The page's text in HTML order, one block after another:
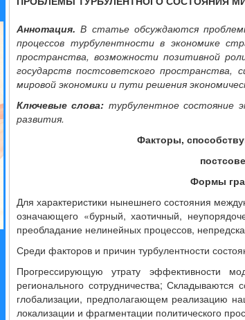
Аннотация.В статье обсуждаются
процессов турбулентности в экономике
пространства, возможности позитивной
государств постсоветского пространства,
мировой экономики и пути решения
Ключевые слова: турбулентное состояние
развития.
Факторы,
Формы
Для характеристики нынешнего состояния
означающего «бурный, хаотичный,
преобладание нелинейных процессов,
Среди факторов и причин турбулентности
Прогрессирующую утрату эффективности
регионального сотрудничества;
глобализации, предполагающем реализацию
локализации и фрагментации политического